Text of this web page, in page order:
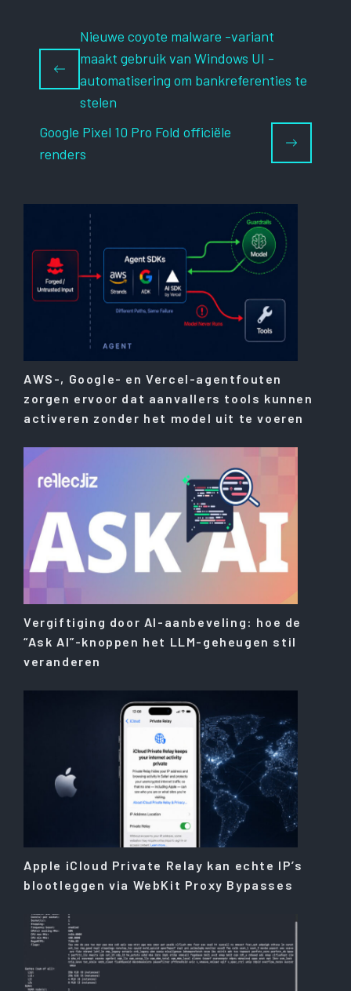
Nieuwe coyote malware -variant
maakt gebruik van Windows UI -
automatisering om bankreferenties te
stelen
Google Pixel 10 Pro Fold officiële
renders
AWS-, Google- en Vercel-agentfouten
zorgen ervoor dat aanvallers tools kunnen
activeren zonder het model uit te voeren
Vergiftiging door AI-aanbeveling: hoe de
“Ask AI”-knoppen het LLM-geheugen stil
veranderen
Apple iCloud Private Relay kan echte IP’s
blootleggen via WebKit Proxy Bypasses